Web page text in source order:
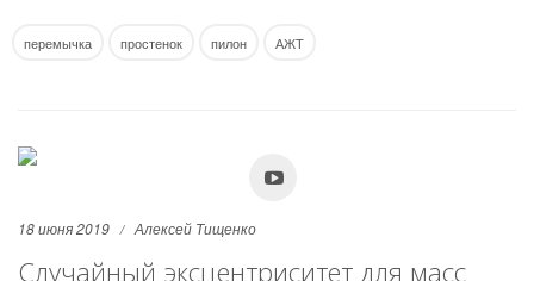
перемычка простенок пилон АЖТ
18 июня 2019 Алексей Тищенко
Случайный эксцентриситет для масс